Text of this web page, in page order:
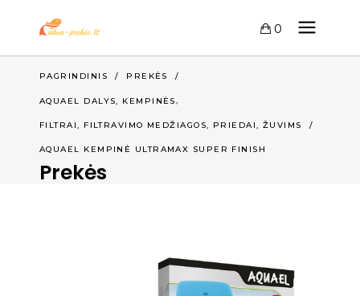
0
PAGRINDINIS / PREKĖS /
AQUAEL DALYS, KEMPINĖS,
FILTRAI, FILTRAVIMO MEDŽIAGOS, PRIEDAI,ŽUVIMS /
AQUAEL KEMPINĖ ULTRAMAX SUPER FINISH
Prekės